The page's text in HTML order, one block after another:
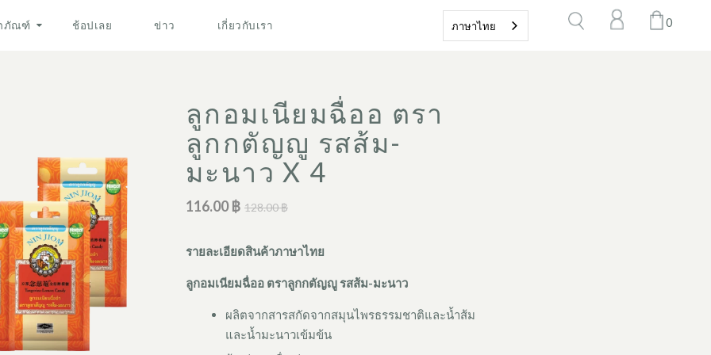
ภัณฑ์ ช้อปเลย ข่าว เกี่ยวกับเรา ภาษาไทย 0
ลูกอมเนียมฉื่ออ ตรา
ลูกกตัญญู รสส้ม-
มะนาว X 4
116.00 ฿ 128.00 ฿
รายละเอียดสินค้าภาษาไทย
ลูกอมเนียมฉื่ออ ตราลูกกตัญญู รสส้ม-มะนาว
ผลิตจากสารสกัดจากสมุนไพรธรรมชาติและน้ำส้ม
และน้ำมะนาวเข้มข้น